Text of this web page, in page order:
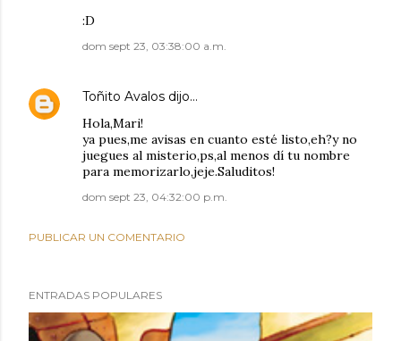
:D
dom sept 23, 03:38:00 a.m.
Toñito Avalos dijo…
Hola,Mari!
ya pues,me avisas en cuanto esté listo,eh?y no
juegues al misterio,ps,al menos dí tu nombre
para memorizarlo,jeje.Saluditos!
dom sept 23, 04:32:00 p.m.
PUBLICAR UN COMENTARIO
ENTRADAS POPULARES